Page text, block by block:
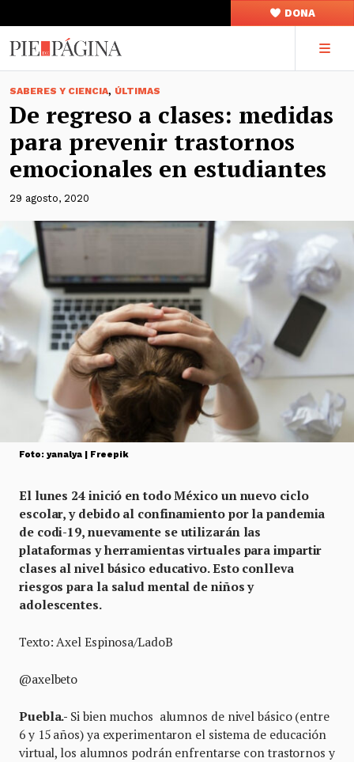
DONA
SABERES Y CIENCIA, ÚLTIMAS
De regreso a clases: medidas
para prevenir trastornos
emocionales en estudiantes
29 agosto, 2020
Foto: yanalya | Freepik
El lunes 24 inició en todo México un nuevo ciclo
escolar, y debido al confinamiento por la pandemia
de codi-19, nuevamente se utilizarán las
plataformas y herramientas virtuales para impartir
clases al nivel básico educativo. Esto conlleva
riesgos para la salud mental de niños y
adolescentes.
Texto: Axel Espinosa/LadoB
@axelbeto
Puebla.- Si bien muchos alumnos de nivel básico (entre
6 y 15 años) ya experimentaron el sistema de educación
virtual, los alumnos podrán enfrentarse con trastornos y